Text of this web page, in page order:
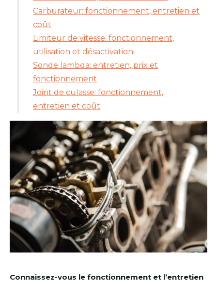
Carburateur: fonctionnement, entretien et
coût
Limiteur de vitesse: fonctionnement,
utilisation et désactivation
Sonde lambda: entretien, prix et
fonctionnement
Joint de culasse: fonctionnement,
entretien et coût
Connaissez-vous le fonctionnement et l’entretien